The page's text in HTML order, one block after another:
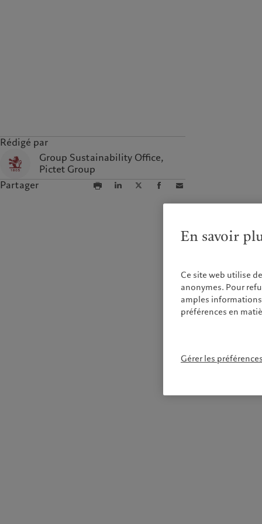
Rédigé par
Group Sustainability Office,
Pictet Group
Partager
En savoir
Ce site web utilise
anonymes. Pour
amples
préférences en
Gérer les